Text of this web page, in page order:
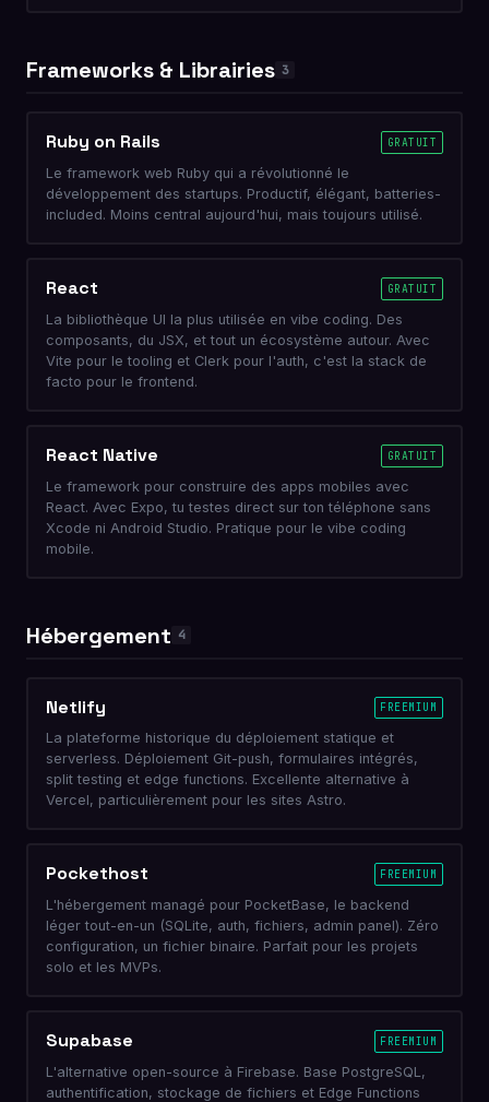
Frameworks & Librairies 3
Ruby on Rails GRATUIT
Le framework web Ruby qui a révolutionné le
développement des startups. Productif, élégant, batteries-
included. Moins central aujourd'hui, mais toujours utilisé.
React GRATUIT
La bibliothèque UI la plus utilisée en vibe coding. Des
composants, du JSX, et tout un écosystème autour. Avec
Vite pour le tooling et Clerk pour l'auth, c'est la stack de
facto pour le frontend.
React Native GRATUIT
Le framework pour construire des apps mobiles avec
React. Avec Expo, tu testes direct sur ton téléphone sans
Xcode ni Android Studio. Pratique pour le vibe coding
mobile.
Hébergement 4
Netlify FREEMIUM
La plateforme historique du déploiement statique et
serverless. Déploiement Git-push, formulaires intégrés,
split testing et edge functions. Excellente alternative à
Vercel, particulièrement pour les sites Astro.
Pockethost FREEMIUM
L'hébergement managé pour PocketBase, le backend
léger tout-en-un (SQLite, auth, fichiers, admin panel). Zéro
configuration, un fichier binaire. Parfait pour les projets
solo et les MVPs.
Supabase FREEMIUM
L'alternative open-source à Firebase. Base PostgreSQL,
authentification, stockage de fichiers et Edge Functions